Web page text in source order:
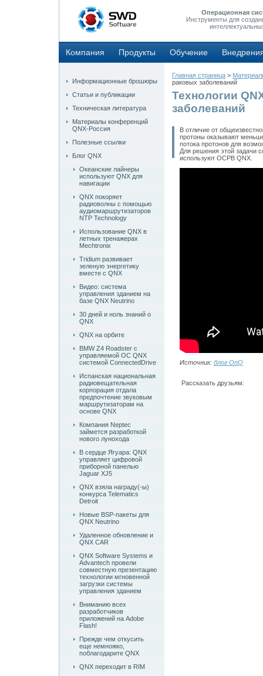
Операционная
Инструменты для
Компания Продукты Обучение
Информационные брошюры
Статьи и публикации
Техническая литература
Материалы конференций
QNX-Россия
Полезные ссылки
Блог QNX
Океанские лайнеры
используют QNX для
навигации
QNX покоряет
радиоволны с помощью
аудиомаршрутизаторов
NTP Technology
Использование QNX в
летных тренажерах
Mechtronix
Tridium развивает
зеленую энергетику
вместе с QNX
Видео: система
управления зданием на
базе QNX Neutrino
30 дней и ноль знаний о
QNX
QNX на орбите
BMW Z4 Roadster c
управляемой ОС QNX
системой ConnectedDrive
Испанская национальная
радиовещательная
корпорация отдала
предпочтение звуковым
маршрутизаторам на
основе QNX
Компания Neptec
займется разработкой
нового лунохода
В сердце Ягуара: QNX
управляет цифровой
приборной панелью
Jaguar XJ5
QNX взяла награду(-ы)
конкурса Telematics
Detroit
Новые BSP-пакеты для
QNX Neutrino
Удаленное обновление и
QNX CAR
QNX Software Systems и
Advantech провели
совместную презентацию
технологии мгновенной
загрузки системы
управления зданием
Вниманию всех
разработчиков
приложений на Adobe
Flash!
Прежде чем откусить
еще немножко,
поблагодарите QNX
QNX переходит в RIM
Главная страница >
раковых заболеваний
Технологии
заболеваний
В отличие от
протоны оказывают
потока протонов для
Для решения этой задачи
используют ОСРВ QNX.
Источник: блог OnQ
Рассказать друзьям: